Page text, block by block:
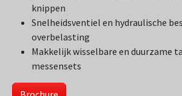
knippen
Snelheidsventiel en hydraulische
overbelasting
Makkelijk wisselbare en duurzame
messensets